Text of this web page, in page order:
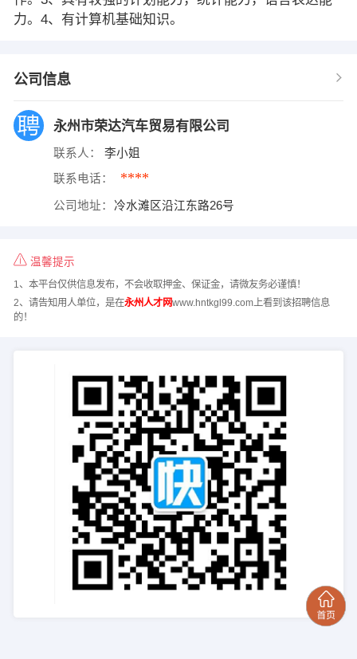
力。4、有计算机基础知识。
公司信息
永州市荣达汽车贸易有限公司
联系人： 李小姐
联系电话： ****
公司地址： 冷水滩区沿江东路26号
温馨提示
1、本平台仅供信息发布，不会收取押金、保证金，请微友务必谨慎！
2、请告知用人单位，是在永州人才网www.hntkgl99.com上看到该招聘信息
的！